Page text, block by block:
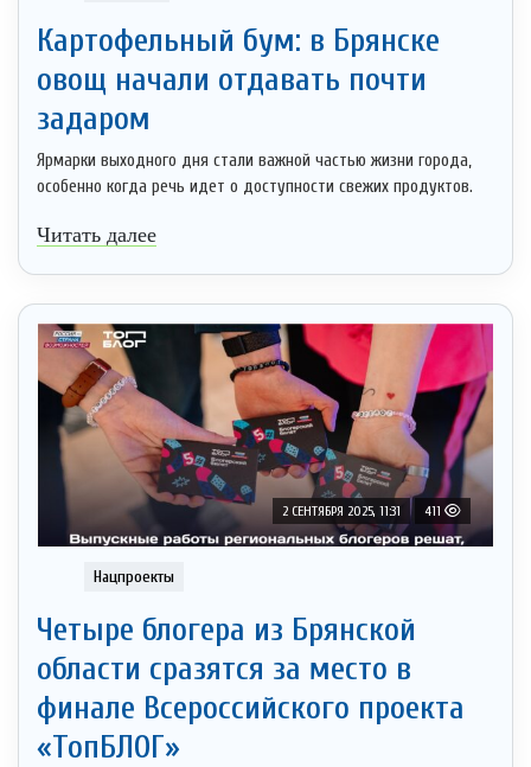
Картофельный бум: в Брянске
овощ начали отдавать почти
задаром
Ярмарки выходного дня стали важной частью жизни города,
особенно когда речь идет о доступности свежих продуктов.
Читать далее
2 СЕНТЯБРЯ 2025, 11:31 411
Нацпроекты
Четыре блогера из Брянской
области сразятся за место в
финале Всероссийского проекта
«ТопБЛОГ»